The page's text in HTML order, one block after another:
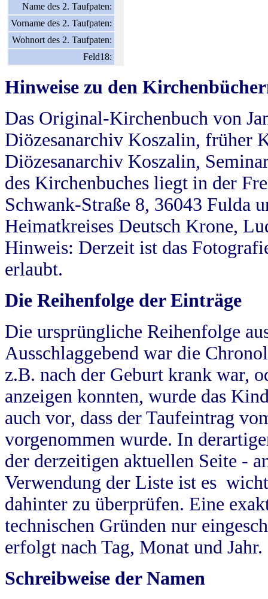
Name des 2. Taufpaten:
Vorname des 2. Taufpaten:
Wohnort des 2. Taufpaten:
Feld18:
Hinweise zu den
Das Original-Kirchenbuch von
Diözesanarchiv Koszalin, früher
Diözesanarchiv Koszalin,
des Kirchenbuches liegt in der
Schwank-Straße 8, 36043 Fulda
Heimatkreises Deutsch Krone,
Hinweis: Derzeit ist das
erlaubt.
Die Reihenfolge der Einträge
Die ursprüngliche Reihenfolge
Ausschlaggebend war die
z.B. nach der Geburt krank war,
anzeigen konnten, wurde das
auch vor, dass der Taufeintrag
vorgenommen wurde. In
der derzeitigen aktuellen Seite -
Verwendung der Liste ist es
dahinter zu überprüfen. Eine
technischen Gründen nur
erfolgt nach Tag, Monat und Jahr.
Schreibweise der Namen